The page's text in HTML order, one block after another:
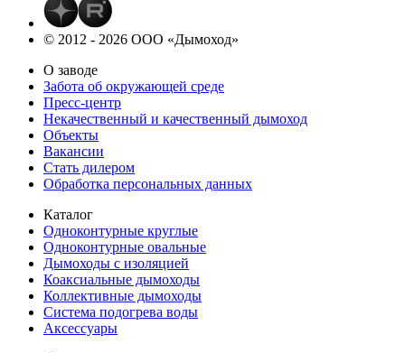
© 2012 - 2026 ООО «Дымоход»
О заводе
Забота об окружающей среде
Пресс-центр
Некачественный и качественный дымоход
Объекты
Вакансии
Стать дилером
Обработка персональных данных
Каталог
Одноконтурные круглые
Одноконтурные овальные
Дымоходы с изоляцией
Коаксиальные дымоходы
Коллективные дымоходы
Система подогрева воды
Аксессуары